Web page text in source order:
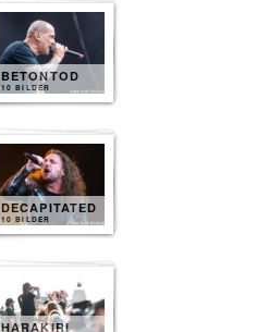
BETONTOD
10 BILDER
DECAPITATED
10 BILDER
HARAKIRI